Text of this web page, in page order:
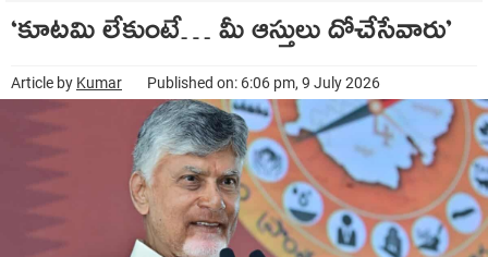
‘కూట‌మి లేకుంటే… మీ ఆస్తులు దోచేసేవారు’
Article by Kumar Published on: 6:06 pm, 9 July 2026